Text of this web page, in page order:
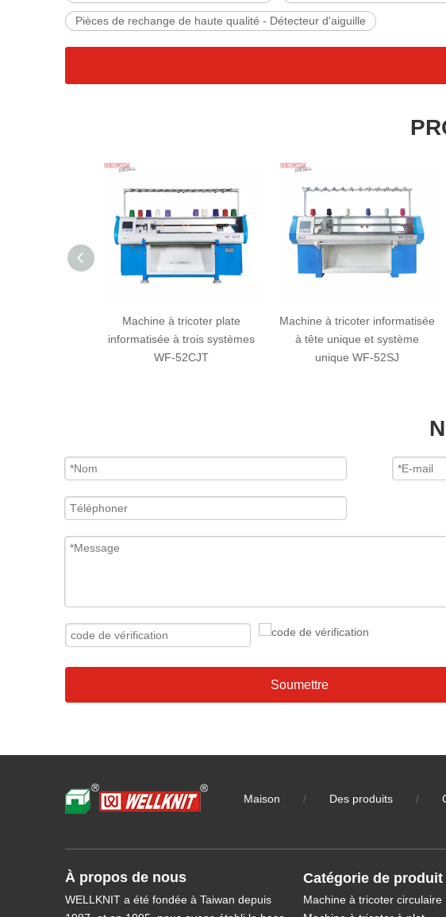
Pièces de rechange de haute qualité - Détecteur d'aiguille
Machine à tricoter plate
informatisée à trois systèmes
WF-52CJT
Machine à tricoter informatisée
à tête unique et système
unique WF-52SJ
Soumettre
Maison / Des produits /
À propos de nous
WELLKNIT a été fondée à Taiwan depuis
Catégorie de produit
Machine à tricoter circulaire